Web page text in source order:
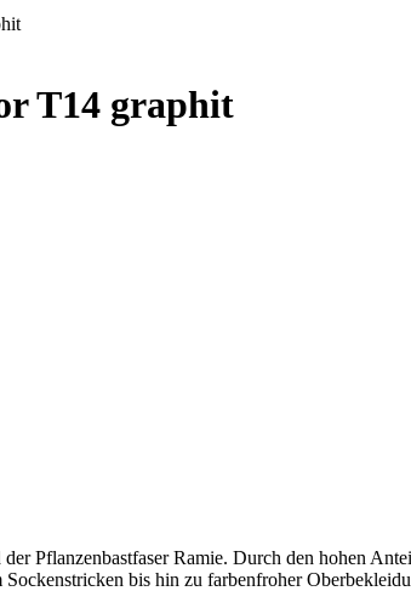
T14 graphit
Pflanzenbastfaser Ramie. Durch den hohen
bis hin zu farbenfroher